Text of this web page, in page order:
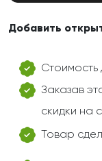
Добавить
Стоимость
Заказав
скидки на
Товар